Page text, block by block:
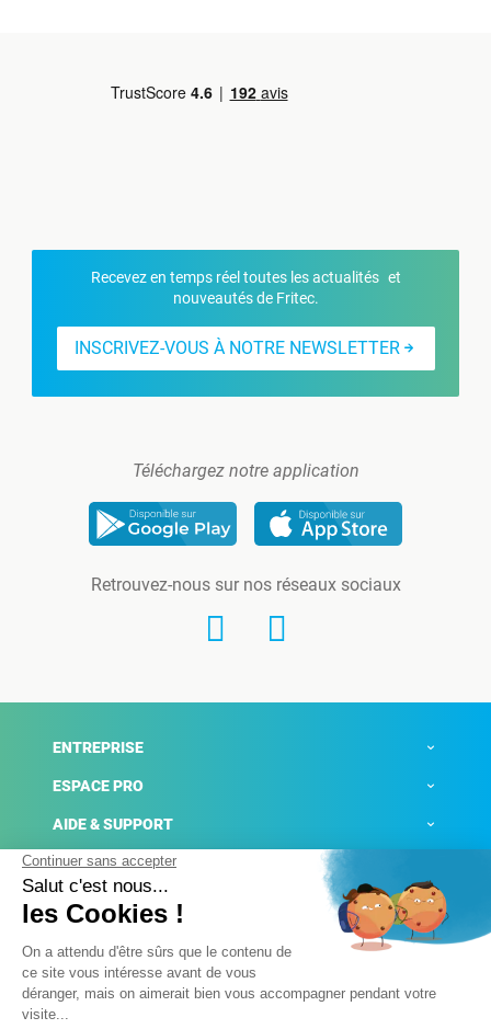
Recevez en temps réel toutes les actualités et
nouveautés de Fritec.
INSCRIVEZ-VOUS À NOTRE NEWSLETTER
Téléchargez notre application
Retrouvez-nous sur nos réseaux sociaux
ENTREPRISE
ESPACE PRO
AIDE & SUPPORT
ACTUALITÉS
Mentions légales